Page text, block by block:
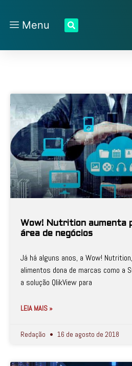
Menu
Wow! Nutrition aumenta
área de negócios
Já há alguns anos, a Wow!
alimentos dona de marcas como a
a solução QlikView para
LEIA MAIS »
Redação 16 de agosto de 2018